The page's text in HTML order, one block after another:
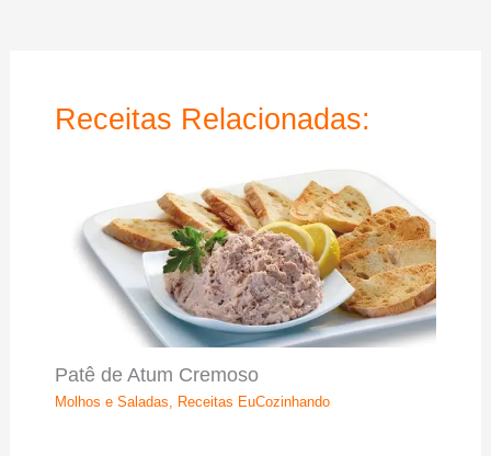
Receitas Relacionadas:
Patê de Atum Cremoso
Molhos e Saladas, Receitas EuCozinhando